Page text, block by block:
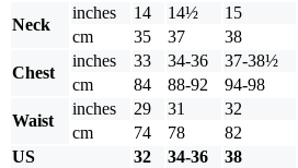
Neck
inches 14 14½ 15
cm
35 37 38
Chest
inches 33 34-36 37-38½
cm
84 88-92 94-98
Waist
inches 29 31 32
cm
74 78 82
US
32 34-36 38